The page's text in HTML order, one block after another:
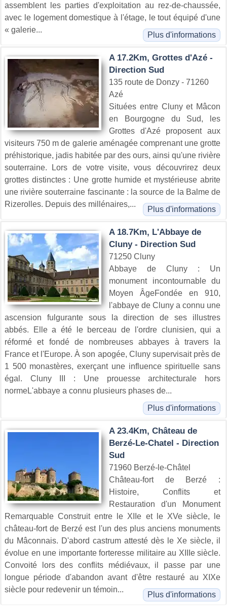
assemblent les parties d'exploitation au rez-de-chaussée,
avec le logement domestique à l'étage, le tout équipé d'une
« galerie...
Plus d'informations
A 17.2Km, Grottes d'Azé -
Direction Sud
135 route de Donzy - 71260
Azé
Situées entre Cluny et Mâcon
en Bourgogne du Sud, les
Grottes d'Azé proposent aux
visiteurs 750 m de galerie aménagée comprenant une grotte
préhistorique, jadis habitée par des ours, ainsi qu'une rivière
souterraine. Lors de votre visite, vous découvrirez deux
grottes distinctes : Une grotte humide et mystérieuse abrite
une rivière souterraine fascinante : la source de la Balme de
Rizerolles. Depuis des millénaires,...
Plus d'informations
A 18.7Km, L'Abbaye de
Cluny - Direction Sud
71250 Cluny
Abbaye de Cluny : Un
monument incontournable du
Moyen ÂgeFondée en 910,
l'abbaye de Cluny a connu une
ascension fulgurante sous la direction de ses illustres
abbés. Elle a été le berceau de l'ordre clunisien, qui a
réformé et fondé de nombreuses abbayes à travers la
France et l'Europe. À son apogée, Cluny supervisait près de
1 500 monastères, exerçant une influence spirituelle sans
égal. Cluny III : Une prouesse architecturale hors
normeL'abbaye a connu plusieurs phases de...
Plus d'informations
A 23.4Km, Château de
Berzé-Le-Chatel - Direction
Sud
71960 Berzé-le-Châtel
Château-fort de Berzé :
Histoire, Conflits et
Restauration d'un Monument
Remarquable Construit entre le XIIe et le XVe siècle, le
château-fort de Berzé est l'un des plus anciens monuments
du Mâconnais. D'abord castrum attesté dès le Xe siècle, il
évolue en une importante forteresse militaire au XIIIe siècle.
Convoité lors des conflits médiévaux, il passe par une
longue période d'abandon avant d'être restauré au XIXe
siècle pour redevenir un témoin...
Plus d'informations